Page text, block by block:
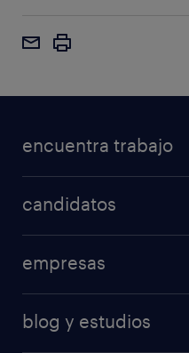
encuentra trabajo
candidatos
empresas
blog y estudios